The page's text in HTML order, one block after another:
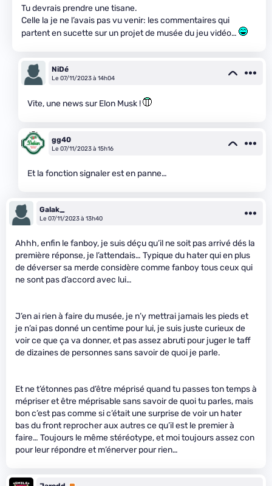
Tu devrais prendre une tisane.
Celle la je ne l’avais pas vu venir: les commentaires qui
partent en sucette sur un projet de musée du jeu vidéo…
NiDé
Le 07/11/2023 à 14h04
Vite, une news sur Elon Musk !
gg40
Le 07/11/2023 à 15h16
Et la fonction signaler est en panne…
Galak_
Le 07/11/2023 à 13h40
Ahhh, enfin le fanboy, je suis déçu qu’il ne soit pas arrivé dés la
première réponse, je l’attendais… Typique du hater qui en plus
de déverser sa merde considère comme fanboy tous ceux qui
ne sont pas d’accord avec lui…
J’en ai rien à faire du musée, je n’y mettrai jamais les pieds et
je n’ai pas donné un centime pour lui, je suis juste curieux de
voir ce que ça va donner, et pas assez abruti pour juger le taff
de dizaines de personnes sans savoir de quoi je parle.
Et ne t’étonnes pas d’être méprisé quand tu passes ton temps à
mépriser et être méprisable sans savoir de quoi tu parles, mais
bon c’est pas comme si c’était une surprise de voir un hater
bas du front reprocher aux autres ce qu’il est le premier à
faire… Toujours le même stéréotype, et moi toujours assez con
pour leur répondre et m’énerver pour rien…